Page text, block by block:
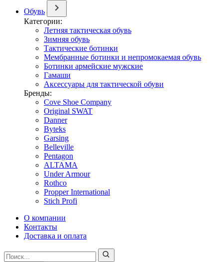
Обувь
Категории:
Летняя тактическая обувь
Зимняя обувь
Тактические ботинки
Мембранные ботинки и непромокаемая обувь
Ботинки армейские мужские
Гамаши
Аксессуары для тактической обуви
Бренды:
Cove Shoe Company
Original SWAT
Danner
Byteks
Garsing
Belleville
Pentagon
ALTAMA
Under Armour
Rothco
Propper International
Stich Profi
О компании
Контакты
Доставка и оплата